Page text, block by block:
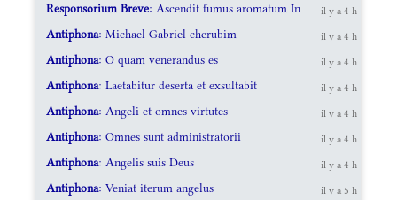
Responsorium Breve: Ascendit fumus aromatum In il y a 4 h
Antiphona: Michael Gabriel cherubim il y a 4 h
Antiphona: O quam venerandus es il y a 4 h
Antiphona: Laetabitur deserta et exsultabit il y a 4 h
Antiphona: Angeli et omnes virtutes il y a 4 h
Antiphona: Omnes sunt administratorii il y a 4 h
Antiphona: Angelis suis Deus il y a 4 h
Antiphona: Veniat iterum angelus il y a 5 h